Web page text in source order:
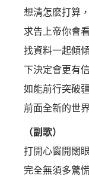
想清怎麽打算，
求告上帝你會
找資料一起傾
下決定會更有
如能前行突破
前面全新的世
（副歌）
打開心窗開闊
完全無須多驚